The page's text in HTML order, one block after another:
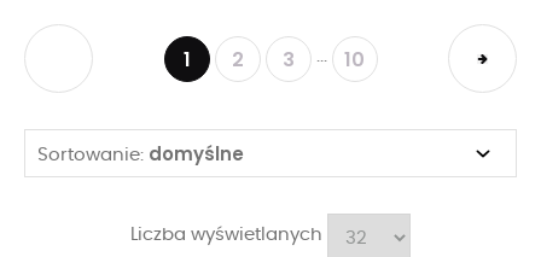
1 2 3 10
Sortowanie: domyślne
Liczba wyświetlanych